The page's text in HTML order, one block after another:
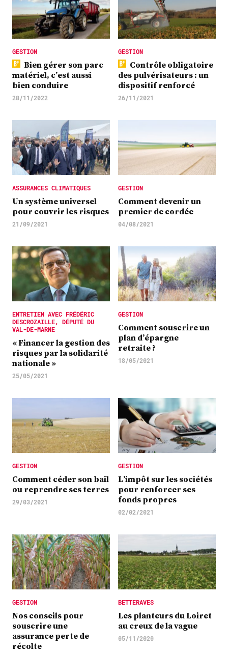
GESTION
Bien gérer son parc
matériel, c’est aussi
bien conduire
28/11/2022
GESTION
Contrôle obligatoire
des pulvérisateurs : un
dispositif renforcé
26/11/2021
ASSURANCES CLIMATIQUES
Un système universel
pour couvrir les risques
21/09/2021
GESTION
Comment devenir un
premier de cordée
04/08/2021
ENTRETIEN AVEC FRÉDÉRIC
DESCROZAILLE, DÉPUTÉ DU
VAL-DE-MARNE
« Financer la gestion des
risques par la solidarité
nationale »
25/05/2021
GESTION
Comment souscrire un
plan d’épargne
retraite ?
18/05/2021
GESTION
Comment céder son bail
ou reprendre ses terres
29/03/2021
GESTION
L’impôt sur les sociétés
pour renforcer ses
fonds propres
02/02/2021
GESTION
Nos conseils pour
souscrire une
assurance perte de
récolte
BETTERAVES
Les planteurs du Loiret
au creux de la vague
05/11/2020